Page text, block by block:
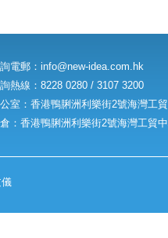
電郵： info@new-idea.com.hk
熱線：8228 0280 / 3107 3200
室：香港鴨脷洲利樂街2號海灣工
：香港鴨脷洲利樂街2號海灣工貿